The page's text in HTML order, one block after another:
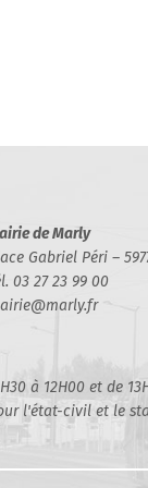
de Marly
Gabriel Péri –
03 27 23 99 00
à 12H00 et de
l'état-civil et le